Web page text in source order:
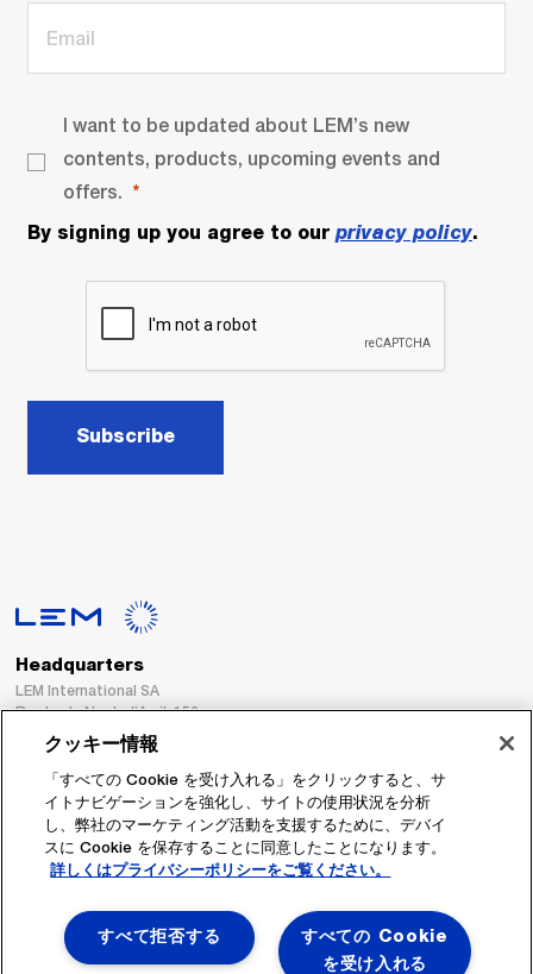
I want to be updated about LEM’s new
contents, products, upcoming events and
offers.
By signing up you agree to our privacy policy.
Subscribe
Headquarters
LEM International SA
Route du Nant-d’Avril, 152
1217 Meyrin
Switzerland
Tel. :
+41 22 706 11 11
Fax : +41 22 794 94 78
フォローする
クッキー情報
「すべての Cookie を受け入れる」をクリックすると、サ
イトナビゲーションを強化し、サイトの使用状況を分析
し、弊社のマーケティング活動を支援するために、デバイ
スに Cookie を保存することに同意したことになります。
詳しくはプライバシーポリシーをご覧ください。
すべての Cookie
を受け入れる
すべて拒否する